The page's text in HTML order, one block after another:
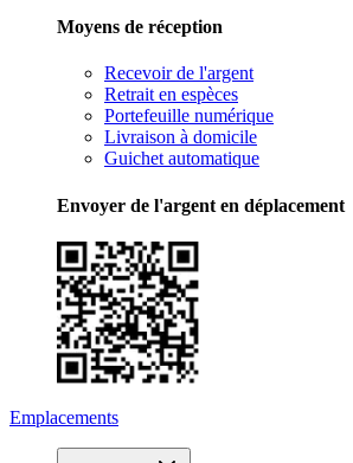
Moyens de réception
Recevoir de l'argent
Retrait en espèces
Portefeuille numérique
Livraison à domicile
Guichet automatique
Envoyer de l'argent en déplacement
Emplacements